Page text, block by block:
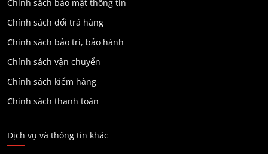
Chính sách bảo mật thông tin
Chính sách đổi trả hàng
Chính sách bảo trì, bảo hành
Chính sách vận chuyển
Chính sách kiểm hàng
Chính sách thanh toán
Dịch vụ và thông tin khác